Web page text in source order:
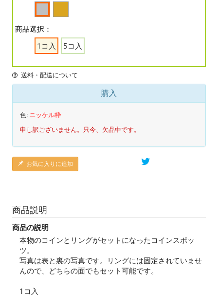
商品選択：
1コ入
5コ入
送料・配送について
購入
色: ニッケル枠
申し訳ございません。只今、欠品中です。
お気に入りに追加
商品説明
商品の説明
本物のコインとリングがセットになったコインスポッ
ツ。
写真は表と裏の写真です。リングには固定されていませ
んので、どちらの面でもセット可能です。
1コ入